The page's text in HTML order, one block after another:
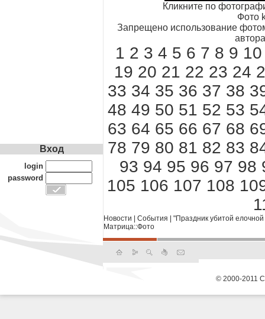
Кликните по
Фото
Запрещено использование
1 2 3 4 5 6 7 8 9 10
19 20 21 22 23 24
33 34 35 36 37 38
48 49 50 51 52 53
63 64 65 66 67 68
78 79 80 81 82 83
93 94 95 96 97 98
105 106 107 108
Новости События
"Праздник убитой
Матрица::Фото
Вход
login
password
© 2000-2011